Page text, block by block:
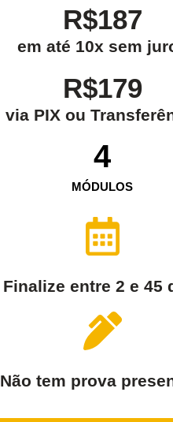
R$187
em até 10x sem
R$179
via PIX ou
MÓDULOS
4
Finalize entre 2 e 45
Não tem prova